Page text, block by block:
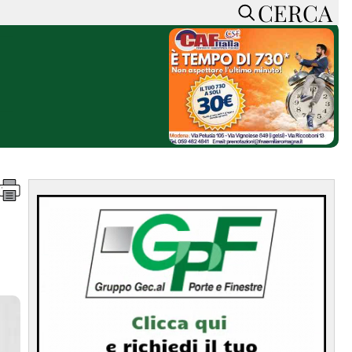
CERCA
ACCEDI o REGISTRATI
CONTATTI
SOSTIENI LA PRESSA
CONOSCI LA PRESSA
COOKIE POLICY
PRIVACY POLICY
FEED RSS
MAPPA DEL SITO
NORMATIVE
DEONTOLOGICHE
CERCA